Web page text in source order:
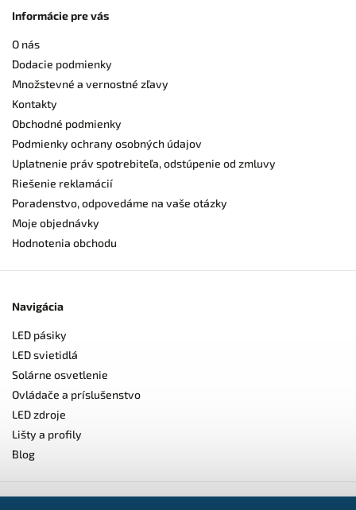
Informácie pre vás
O nás
Dodacie podmienky
Množstevné a vernostné zľavy
Kontakty
Obchodné podmienky
Podmienky ochrany osobných údajov
Uplatnenie práv spotrebiteľa, odstúpenie od zmluvy
Riešenie reklamácií
Poradenstvo, odpovedáme na vaše otázky
Moje objednávky
Hodnotenia obchodu
Navigácia
LED pásiky
LED svietidlá
Solárne osvetlenie
Ovládače a príslušenstvo
LED zdroje
Lišty a profily
Blog